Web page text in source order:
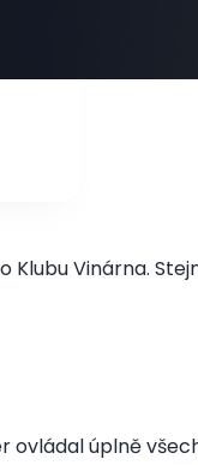
Vinárna.
ovládal úplně